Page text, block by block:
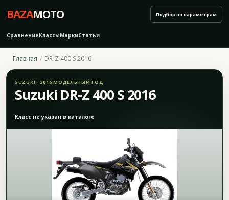
BAZAMOTO
СравнениеКлассыМаркиСтатьи
Подбор по параметрам
Главная DR-Z 400 S 2016
SUZUKI · 2016 МОДЕЛЬНЫЙ ГОД
Suzuki DR-Z 400 S 2016
Класс не указан в каталоге